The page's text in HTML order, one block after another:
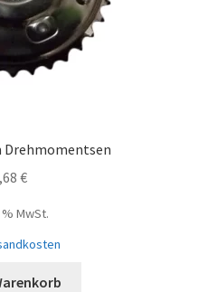
Drehmomentsen
€
MwSt.